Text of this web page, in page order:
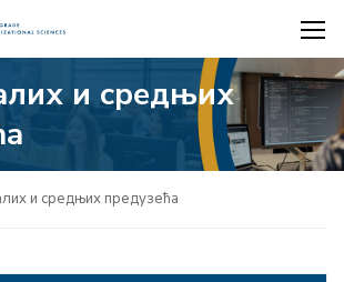
и средњих
и средњих предузећа